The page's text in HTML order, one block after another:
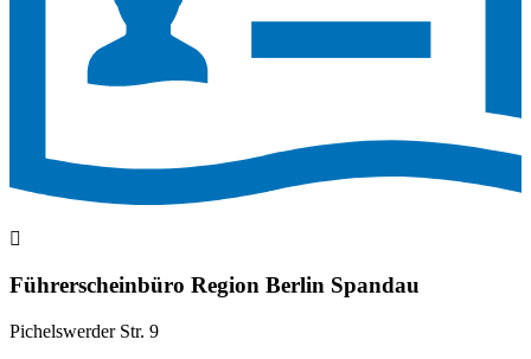
Führerscheinbüro Region Berlin Spandau
Pichelswerder Str. 9